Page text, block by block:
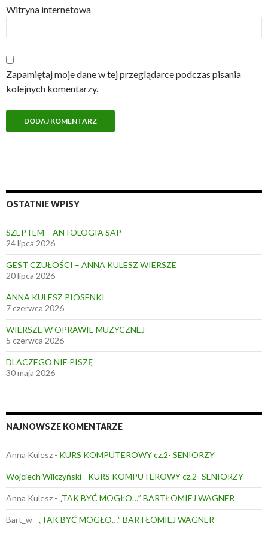
Witryna internetowa
Zapamiętaj moje dane w tej przeglądarce podczas pisania
kolejnych komentarzy.
OSTATNIE WPISY
SZEPTEM – ANTOLOGIA SAP
24 lipca 2026
GEST CZUŁOŚCI – ANNA KULESZ WIERSZE
20 lipca 2026
ANNA KULESZ PIOSENKI
7 czerwca 2026
WIERSZE W OPRAWIE MUZYCZNEJ
5 czerwca 2026
DLACZEGO NIE PISZĘ
30 maja 2026
NAJNOWSZE KOMENTARZE
Anna Kulesz - KURS KOMPUTEROWY cz.2- SENIORZY
Wojciech Wilczyński - KURS KOMPUTEROWY cz.2- SENIORZY
Anna Kulesz - „TAK BYĆ MOGŁO…” BARTŁOMIEJ WAGNER
Bart_w - „TAK BYĆ MOGŁO…” BARTŁOMIEJ WAGNER